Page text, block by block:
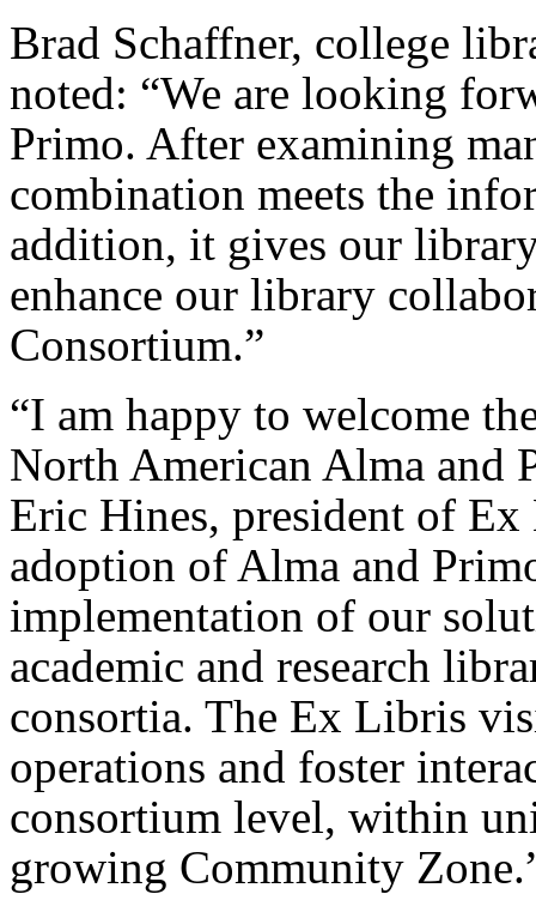
Brad Schaffner, college
noted: “We are looking
Primo. After examining
combination meets the
addition, it gives our
enhance our library
Consortium.”
“I am happy to welcome
North American Alma and
Eric Hines, president of
adoption of Alma and
implementation of our
academic and research
consortia. The Ex Libris
operations and foster
consortium level, within
growing Community